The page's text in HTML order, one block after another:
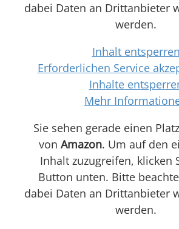
dabei Daten an Drittanbieter
werden.
Inhalt entsperren
Erforderlichen Service
Inhalte
Mehr
Sie sehen gerade einen
von Amazon. Um auf den
Inhalt zuzugreifen, klicken
Button unten. Bitte
dabei Daten an Drittanbieter
werden.